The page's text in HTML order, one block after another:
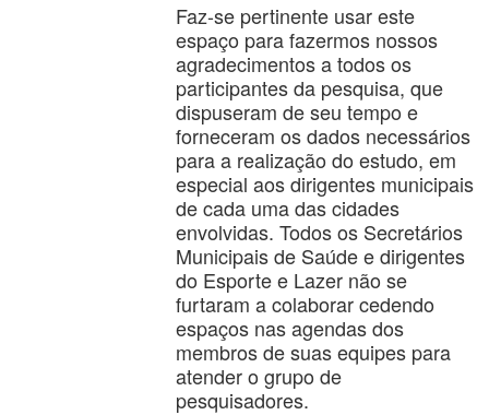
Faz-se pertinente usar este
espaço para fazermos nossos
agradecimentos a todos os
participantes da pesquisa, que
dispuseram de seu tempo e
forneceram os dados necessários
para a realização do estudo, em
especial aos dirigentes municipais
de cada uma das cidades
envolvidas. Todos os Secretários
Municipais de Saúde e dirigentes
do Esporte e Lazer não se
furtaram a colaborar cedendo
espaços nas agendas dos
membros de suas equipes para
atender o grupo de
pesquisadores.